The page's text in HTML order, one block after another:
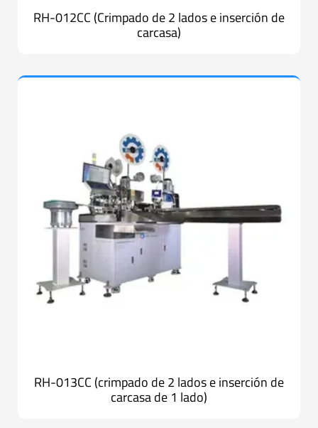
RH-012CC (Crimpado de 2 lados e inserción de
carcasa)
RH-013CC (crimpado de 2 lados e inserción de
carcasa de 1 lado)